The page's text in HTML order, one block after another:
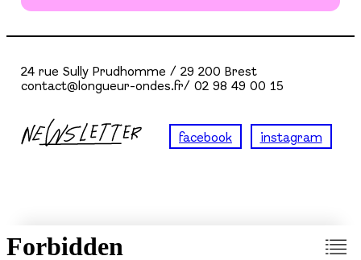
24 rue Sully Prudhomme / 29 200 Brest
contact@longueur-ondes.fr/ 02 98 49 00 15
facebook instagram